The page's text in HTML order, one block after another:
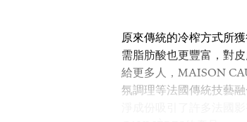
原來傳統的冷榨方式所
需脂肪酸也更豐富，對
給更多人，MAISON
氛調理等法國傳統技藝